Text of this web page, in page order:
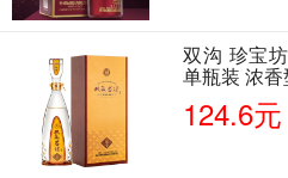
双沟 珍宝
单瓶装 浓
124.6元